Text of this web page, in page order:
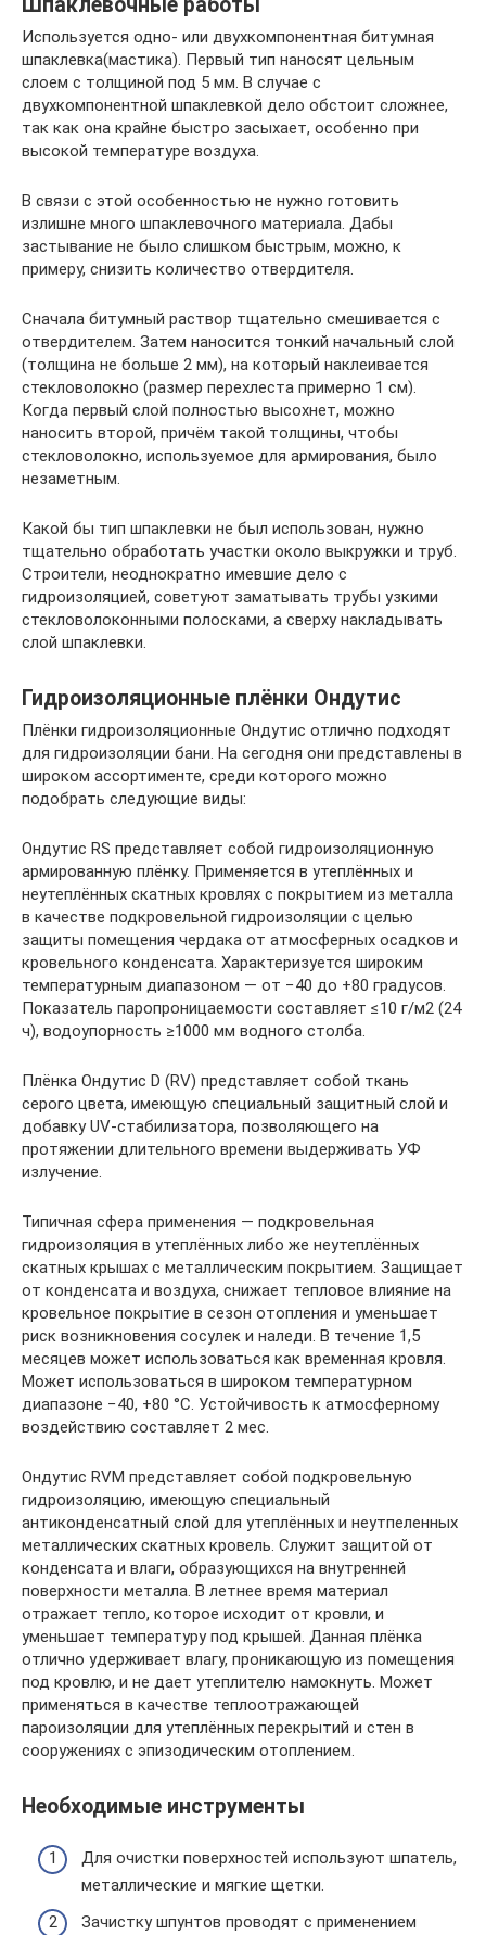
Используется одно- или двухкомпонентная битумная
шпаклевка(мастика). Первый тип наносят цельным
слоем с толщиной под 5 мм. В случае с
двухкомпонентной шпаклевкой дело обстоит сложнее,
так как она крайне быстро засыхает, особенно при
высокой температуре воздуха.
В связи с этой особенностью не нужно готовить
излишне много шпаклевочного материала. Дабы
застывание не было слишком быстрым, можно, к
примеру, снизить количество отвердителя.
Сначала битумный раствор тщательно смешивается с
отвердителем. Затем наносится тонкий начальный слой
(толщина не больше 2 мм), на который наклеивается
стекловолокно (размер перехлеста примерно 1 см).
Когда первый слой полностью высохнет, можно
наносить второй, причём такой толщины, чтобы
стекловолокно, используемое для армирования, было
незаметным.
Какой бы тип шпаклевки не был использован, нужно
тщательно обработать участки около выкружки и труб.
Строители, неоднократно имевшие дело с
гидроизоляцией, советуют заматывать трубы узкими
стекловолоконными полосками, а сверху накладывать
слой шпаклевки.
Гидроизоляционные плёнки Ондутис
Плёнки гидроизоляционные Ондутис отлично подходят
для гидроизоляции бани. На сегодня они представлены в
широком ассортименте, среди которого можно
подобрать следующие виды:
Ондутис RS представляет собой гидроизоляционную
армированную плёнку. Применяется в утеплённых и
неутеплённых скатных кровлях с покрытием из металла
в качестве подкровельной гидроизоляции с целью
защиты помещения чердака от атмосферных осадков и
кровельного конденсата. Характеризуется широким
температурным диапазоном — от −40 до +80 градусов.
Показатель паропроницаемости составляет ≤10 г/м2 (24
ч), водоупорность ≥1000 мм водного столба.
Плёнка Ондутис D (RV) представляет собой ткань
серого цвета, имеющую специальный защитный слой и
добавку UV-стабилизатора, позволяющего на
протяжении длительного времени выдерживать УФ
излучение.
Типичная сфера применения — подкровельная
гидроизоляция в утеплённых либо же неутеплённых
скатных крышах с металлическим покрытием. Защищает
от конденсата и воздуха, снижает тепловое влияние на
кровельное покрытие в сезон отопления и уменьшает
риск возникновения сосулек и наледи. В течение 1,5
месяцев может использоваться как временная кровля.
Может использоваться в широком температурном
диапазоне −40, +80 °С. Устойчивость к атмосферному
воздействию составляет 2 мес.
Ондутис RVM представляет собой подкровельную
гидроизоляцию, имеющую специальный
антиконденсатный слой для утеплённых и неутпеленных
металлических скатных кровель. Служит защитой от
конденсата и влаги, образующихся на внутренней
поверхности металла. В летнее время материал
отражает тепло, которое исходит от кровли, и
уменьшает температуру под крышей. Данная плёнка
отлично удерживает влагу, проникающую из помещения
под кровлю, и не дает утеплителю намокнуть. Может
применяться в качестве теплоотражающей
пароизоляции для утеплённых перекрытий и стен в
сооружениях с эпизодическим отоплением.
Необходимые инструменты
Для очистки поверхностей используют шпатель,
металлические и мягкие щетки.
Зачистку шпунтов проводят с применением